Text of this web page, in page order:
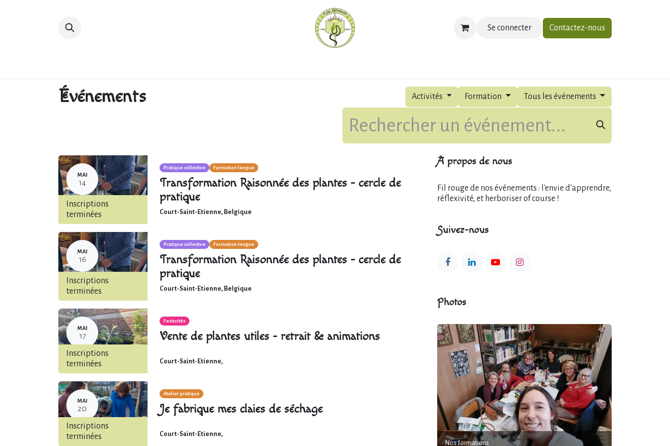
Se connecter Contactez-nous
Événements Activités Formation Tous les événements
MAI
14
Inscriptions
terminées
Pratique collective Formation longue
Transformation Raisonnée des plantes - cercle de
pratique
Court-Saint-Etienne, Belgique
MAI
16
Inscriptions
terminées
Pratique collective Formation longue
Transformation Raisonnée des plantes - cercle de
pratique
Court-Saint-Etienne, Belgique
MAI
17
Inscriptions
terminées
Festivités
Vente de plantes utiles - retrait & animations
Court-Saint-Etienne,
MAI
20
Inscriptions
terminées
Atelier pratique
Je fabrique mes claies de séchage
Court-Saint-Etienne,
À propos de nous
Fil rouge de nos événements : l'envie d'apprendre,
réflexivité, et herboriser of course !
Suivez-nous
Photos
Nos formations